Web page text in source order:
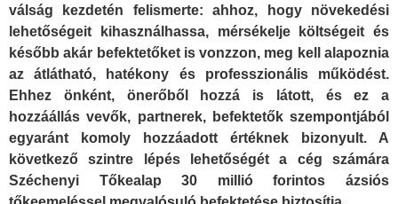
válság kezdetén felismerte: ahhoz, hogy növekedési
lehetőségeit kihasználhassa, mérsékelje költségeit és
később akár befektetőket is vonzzon, meg kell alapoznia
az átlátható, hatékony és professzionális működést.
Ehhez önként, önerőből hozzá is látott, és ez a
hozzáállás vevők, partnerek, befektetők szempontjából
egyaránt komoly hozzáadott értéknek bizonyult. A
következő szintre lépés lehetőségét a cég számára
Széchenyi Tőkealap 30 millió forintos ázsiós